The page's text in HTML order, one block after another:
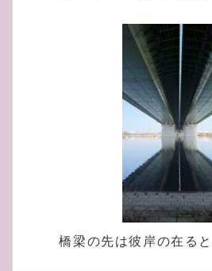
橋梁の先は彼岸の在る